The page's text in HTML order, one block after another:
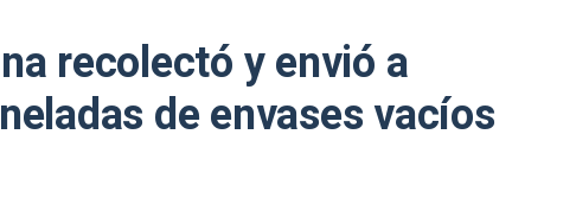
recolectó y envió a
de envases vacíos